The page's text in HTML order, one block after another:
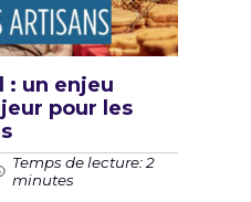
: un enjeu
pour les
Temps de lecture: 2
minutes